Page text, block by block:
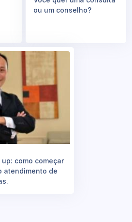
ou um conselho?
up: como começar
atendimento de